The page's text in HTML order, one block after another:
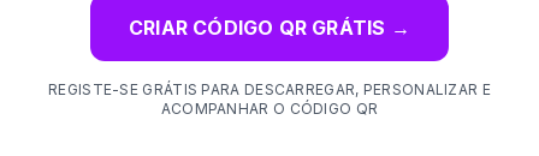
CRIAR CÓDIGO QR GRÁTIS →
REGISTE-SE GRÁTIS PARA DESCARREGAR, PERSONALIZAR E
ACOMPANHAR O CÓDIGO QR